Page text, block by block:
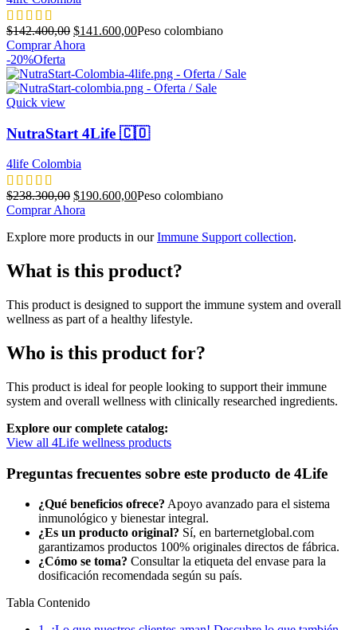
$142.400,00 El
precio
era:
$142.400,00.
$141.600,00El
es:
$141.600,00.
Peso colombiano
Comprar Ahora
-20%Oferta
Quick view
NutraStart 4Life 🇨🇴
4life Colombia
$238.300,00 El
precio
era:
$190.600,00El
es:
Peso colombiano
Comprar Ahora
Explore more products in ourImmune Support collection.
What is this product?
This product is designed to support the immune system and overall
wellness as part of a healthy lifestyle.
Who is this product for?
This product is ideal for people looking to support their immune
system and overall wellness with clinically researched ingredients.
Explore our complete catalog:
View all 4Life wellness products
Preguntas frecuentes sobre este producto de 4Life
¿Qué beneficios ofrece? Apoyo avanzado para el sistema
inmunológico y bienestar integral.
¿Es un producto original? Sí, en barternetglobal.com
garantizamos productos 100% originales directos de fábrica.
¿Cómo se toma? Consultar la etiqueta del envase para la
dosificación recomendada según su país.
Tabla Contenido